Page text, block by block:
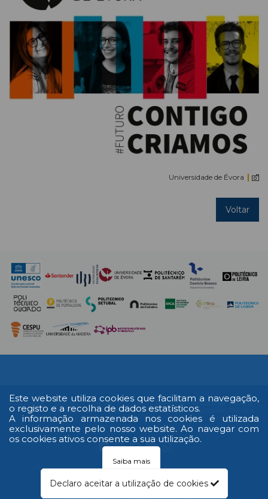
Este website utiliza cookies que facilitam a navegação,
o registo e a recolha de dados estatísticos.
A informação armazenada nos cookies é utilizada
exclusivamente pelo nosso website. Ao navegar com
os cookies ativos consente a sua utilização.
Saiba mais
Declaro aceitar a utilização de cookies
Universidade de Évora
Voltar
Multimédia
Edição
Impressa
Livro de
reclamações
RAL
Termos e
Condições
Política de
Privacidade
Ficha
© 2026 Todos os direitos reservados